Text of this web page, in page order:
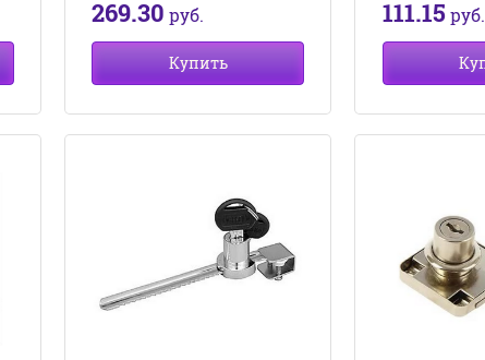
269.30 руб.
Купить
111.15 руб.